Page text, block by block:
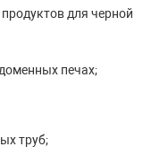
для черной
печах;
труб;